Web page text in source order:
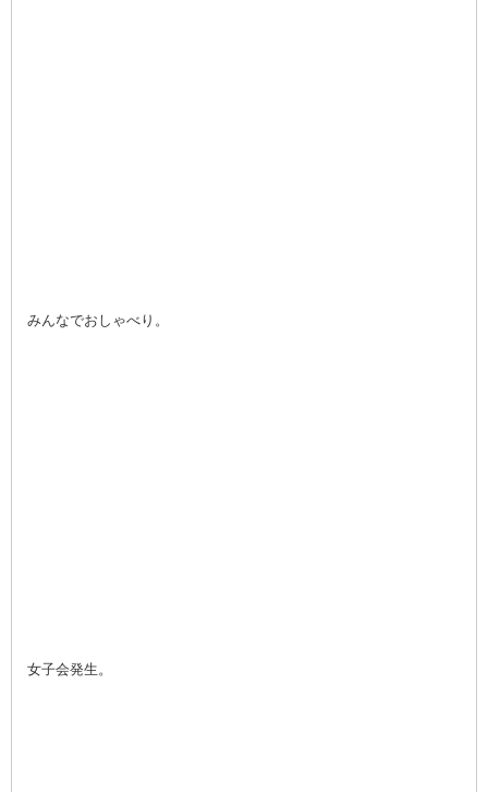
みんなでおしゃべり。
女子会発生。